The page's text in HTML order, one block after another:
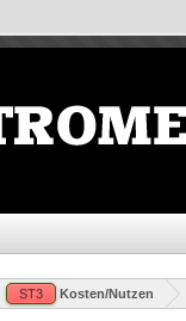
ST3 Kosten/Nutzen